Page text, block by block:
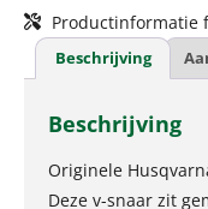
Productinformatie
Beschrijving
Beschrijving
Originele
Deze v-snaar zit